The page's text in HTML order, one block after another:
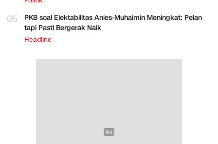
05
PKB soal Elektabilitas Anies-Muhaimin Meningkat: Pelan
tapi Pasti Bergerak Naik
Headline